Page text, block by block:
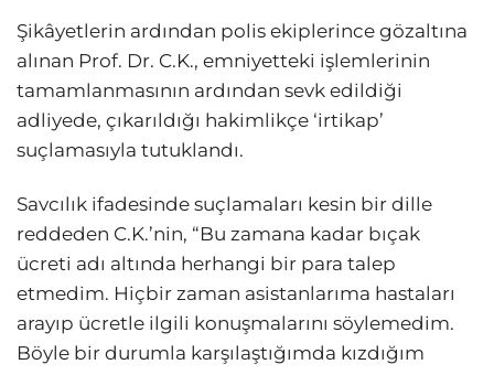
Şikâyetlerin ardından polis ekiplerince gözaltına
alınan Prof. Dr. C.K., emniyetteki işlemlerinin
tamamlanmasının ardından sevk edildiği
adliyede, çıkarıldığı hakimlikçe ‘irtikap’
suçlamasıyla tutuklandı.
Savcılık ifadesinde suçlamaları kesin bir dille
reddeden C.K.’nin, “Bu zamana kadar bıçak
ücreti adı altında herhangi bir para talep
etmedim. Hiçbir zaman asistanlarıma hastaları
arayıp ücretle ilgili konuşmalarını söylemedim.
Böyle bir durumla karşılaştığımda kızdığım